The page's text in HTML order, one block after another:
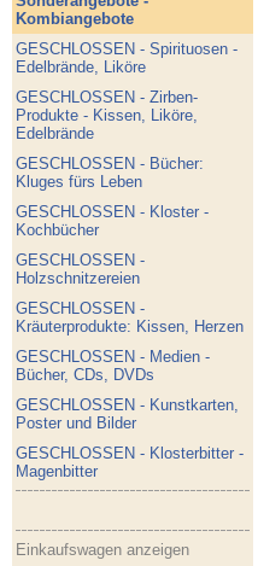
Kombiangebote
GESCHLOSSEN - Spirituosen -
Edelbrände, Liköre
GESCHLOSSEN - Zirben-
Produkte - Kissen, Liköre,
Edelbrände
GESCHLOSSEN - Bücher:
Kluges fürs Leben
GESCHLOSSEN - Kloster -
Kochbücher
GESCHLOSSEN -
Holzschnitzereien
GESCHLOSSEN -
Kräuterprodukte: Kissen, Herzen
GESCHLOSSEN - Medien -
Bücher, CDs, DVDs
GESCHLOSSEN - Kunstkarten,
Poster und Bilder
GESCHLOSSEN - Klosterbitter -
Magenbitter
Einkaufswagen anzeigen